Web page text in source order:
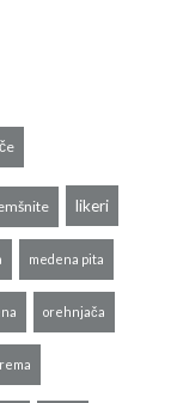
likeri
medena pita
orehnjača